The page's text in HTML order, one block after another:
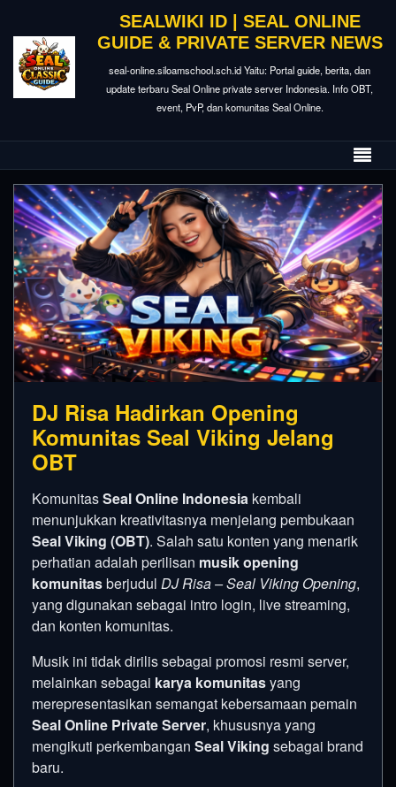
SEALWIKI ID | SEAL ONLINE
GUIDE & PRIVATE SERVER NEWS
seal-online.siloamschool.sch.id Yaitu: Portal guide, berita, dan
update terbaru Seal Online private server Indonesia. Info OBT,
event, PvP, dan komunitas Seal Online.
DJ Risa Hadirkan Opening
Komunitas Seal Viking Jelang
OBT
KomunitasSeal Online Indonesia kembali
menunjukkan kreativitasnya menjelang pembukaan
Seal Viking (OBT). Salah satu konten yang menarik
perhatian adalah perilisan musik opening
komunitasberjudul DJ Risa – Seal Viking Opening,
yang digunakan sebagai intro login, live streaming,
dan konten komunitas.
Musik ini tidak dirilis sebagai promosi resmi server,
melainkan sebagai karya komunitasyang
merepresentasikan semangat kebersamaan pemain
Seal Online Private Server, khususnya yang
mengikuti perkembangan Seal Viking sebagai brand
baru.